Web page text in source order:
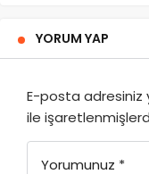
YORUM YAP
E-posta adresiniz
ile
Yorumunuz *